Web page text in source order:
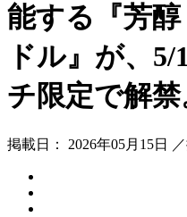
能する『芳
ドル』が、
チ限定で解
掲載日： 2026年05月15日